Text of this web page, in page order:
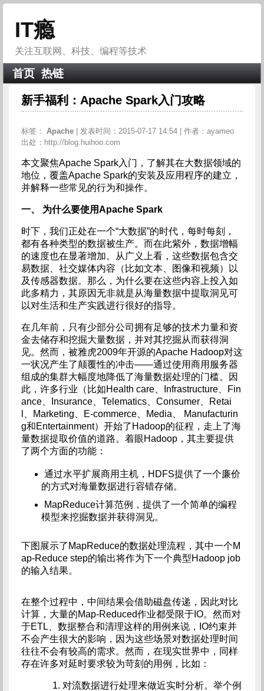
IT瘾
关注互联网、科技、编程等技术
首页 热链
新手福利：Apache Spark入门攻略
标签： Apache
| 发表时间：2015-07-17 14:54 | 作者：ayameo
出处：http://blog.huihoo.com
本文聚焦Apache Spark入门，了解其在大数据领域的
地位，覆盖Apache Spark的安装及应用程序的建立，
并解释一些常见的行为和操作。
一、 为什么要使用Apache Spark
时下，我们正处在一个“大数据”的时代，每时每刻，
都有各种类型的数据被生产。而在此紫外，数据增幅
的速度也在显著增加。从广义上看，这些数据包含交
易数据、社交媒体内容（比如文本、图像和视频）以
及传感器数据。那么，为什么要在这些内容上投入如
此多精力，其原因无非就是从海量数据中提取洞见可
以对生活和生产实践进行很好的指导。
在几年前，只有少部分公司拥有足够的技术力量和资
金去储存和挖掘大量数据，并对其挖掘从而获得洞
见。然而，被雅虎2009年开源的Apache Hadoop对这
一状况产生了颠覆性的冲击——通过使用商用服务器
组成的集群大幅度地降低了海量数据处理的门槛。因
此，许多行业（比如Health care、Infrastructure、Fin
ance、Insurance、Telematics、Consumer、Retai
l、Marketing、E-commerce、Media、 Manufacturin
g和Entertainment）开始了Hadoop的征程，走上了海
量数据提取价值的道路。着眼Hadoop，其主要提供
了两个方面的功能：
通过水平扩展商用主机，HDFS提供了一个廉价
的方式对海量数据进行容错存储。
MapReduce计算范例，提供了一个简单的编程
模型来挖掘数据并获得洞见。
下图展示了MapReduce的数据处理流程，其中一个M
ap-Reduce step的输出将作为下一个典型Hadoop job
的输入结果。
在整个过程中，中间结果会借助磁盘传递，因此对比
计算，大量的Map-Reduced作业都受限于IO。然而对
于ETL、数据整合和清理这样的用例来说，IO约束并
不会产生很大的影响，因为这些场景对数据处理时间
往往不会有较高的需求。然而，在现实世界中，同样
存在许多对延时要求较为苛刻的用例，比如：
对流数据进行处理来做近实时分析。举个例